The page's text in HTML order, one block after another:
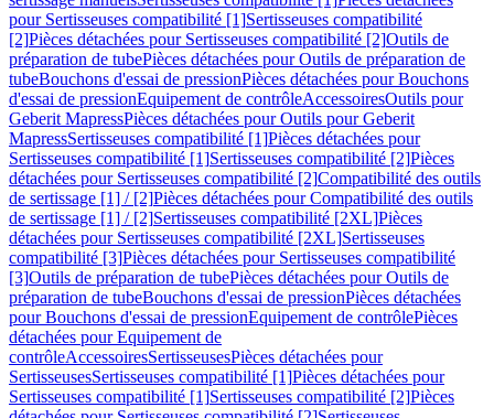
pour Sertisseuses compatibilité [1]Sertisseuses compatibilité
[2]Pièces détachées pour Sertisseuses compatibilité [2]Outils de
préparation de tubePièces détachées pour Outils de préparation de
tubeBouchons d'essai de pressionPièces détachées pour Bouchons
d'essai de pressionEquipement de contrôleAccessoiresOutils pour
Geberit MapressPièces détachées pour Outils pour Geberit
MapressSertisseuses compatibilité [1]Pièces détachées pour
Sertisseuses compatibilité [1]Sertisseuses compatibilité [2]Pièces
détachées pour Sertisseuses compatibilité [2]Compatibilité des outils
de sertissage [1] / [2]Pièces détachées pour Compatibilité des outils
de sertissage [1] / [2]Sertisseuses compatibilité [2XL]Pièces
détachées pour Sertisseuses compatibilité [2XL]Sertisseuses
compatibilité [3]Pièces détachées pour Sertisseuses compatibilité
[3]Outils de préparation de tubePièces détachées pour Outils de
préparation de tubeBouchons d'essai de pressionPièces détachées
pour Bouchons d'essai de pressionEquipement de contrôlePièces
détachées pour Equipement de
contrôleAccessoiresSertisseusesPièces détachées pour
SertisseusesSertisseuses compatibilité [1]Pièces détachées pour
Sertisseuses compatibilité [1]Sertisseuses compatibilité [2]Pièces